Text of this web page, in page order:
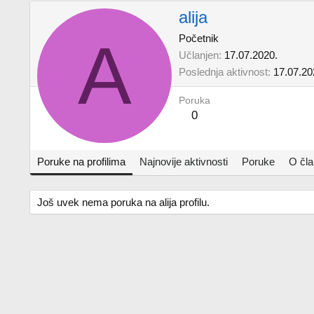
A
alija
Početnik
Učlanjen 17.07.2020.
Poslednja aktivnost
Poruka
0
Poruke na profilima Najnovije aktivnosti Poruke O
Još uvek nema poruka na alija profilu.